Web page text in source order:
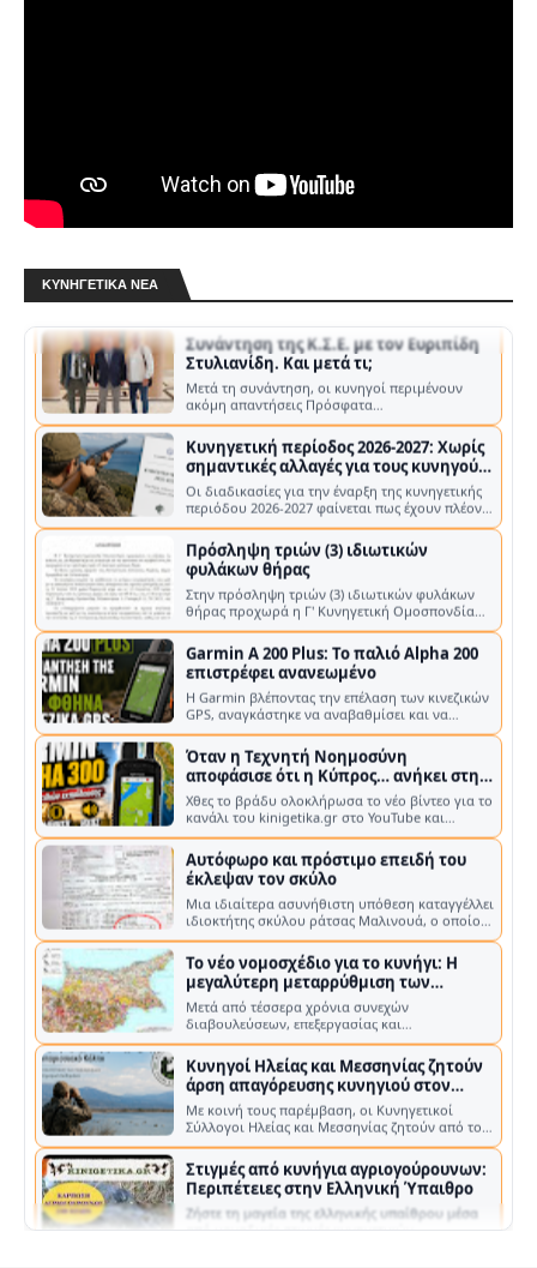
ΚΥΝΗΓΕΤΙΚΆ ΝΈΑ
Αμετάβλητα παραμένουν τα τέλη έκδοσης των
αδειών θήρας, καθώς και η ετήσια συνδρομή
2026 - 2027. Ο ΥΠΟΥΡΓΟΣ ΠΕΡΙΒΑΛΛΟΝΤΟΣ ΚΑΙ
Συνάντηση της Κ.Σ.Ε. με τον Ευριπίδη
Στυλιανίδη. Και μετά τι;
Μετά τη συνάντηση, οι κυνηγοί περιμένουν
ακόμη απαντήσεις Πρόσφατα
πραγματοποιήθηκε συνάντηση της Κυνηγετικής
Συνομοσπο…
Κυνηγετική περίοδος 2026-2027: Χωρίς
σημαντικές αλλαγές για τους κυνηγούς
– Νέα κατανομή στα τέλη των αδειών
θήρας
Οι διαδικασίες για την έναρξη της κυνηγετικής
περιόδου 2026-2027 φαίνεται πως έχουν πλέον
ολοκληρωθεί σε επίπεδο υπουργ…
Πρόσληψη τριών (3) ιδιωτικών
φυλάκων θήρας
Στην πρόσληψη τριών (3) ιδιωτικών φυλάκων
θήρας προχωρά η Γ' Κυνηγετική Ομοσπονδία
Πελοποννήσου (Γ' Κ.Ο.Π.) , με στόχο …
Garmin A 200 Plus: Το παλιό Alpha 200
επιστρέφει ανανεωμένο
Η Garmin βλέποντας την επέλαση των κινεζικών
GPS, αναγκάστηκε να αναβαθμίσει και να
επανακυκλοφορήσει το παλιό A200 Η G…
Όταν η Τεχνητή Νοημοσύνη
αποφάσισε ότι η Κύπρος… ανήκει στην
Τουρκία!
Χθες το βράδυ ολοκλήρωσα το νέο βίντεο για το
κανάλι του kinigetika.gr στο YouTube και
έφτιαξα τη μικρογραφία του, δηλα…
Αυτόφωρο και πρόστιμο επειδή του
έκλεψαν τον σκύλο
Μια ιδιαίτερα ασυνήθιστη υπόθεση καταγγέλλει
ιδιοκτήτης σκύλου ράτσας Μαλινουά, ο οποίος
βρέθηκε αντιμέτωπος με τη διαδ…
Το νέο νομοσχέδιο για το κυνήγι: Η
μεγαλύτερη μεταρρύθμιση των
τελευταίων ετών στην Κύπρο
Μετά από τέσσερα χρόνια συνεχών
διαβουλεύσεων, επεξεργασίας και
αλλεπάλληλων τροποποιήσεων, το νέο
τροποποιητικό νομοσχ…
Κυνηγοί Ηλείας και Μεσσηνίας ζητούν
άρση απαγόρευσης κυνηγιού στον
Κυπαρισσιακό κόλπο
Με κοινή τους παρέμβαση, οι Κυνηγετικοί
Σύλλογοι Ηλείας και Μεσσηνίας ζητούν από το
Υπουργείο Περιβάλλοντος και Ενέργει…
Στιγμές από κυνήγια αγριογούρουνων:
Περιπέτειες στην Ελληνική Ύπαιθρο
Ζήστε τη μαγεία της ελληνικής υπαίθρου μέσα
από μοναδικές στιγμές κυνηγετικών